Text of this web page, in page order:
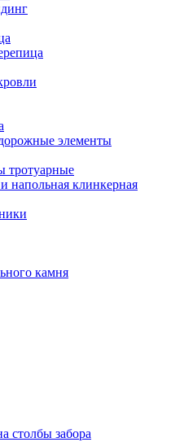
элементы
тротуарные
напольная клинкерная
камня
столбы забора